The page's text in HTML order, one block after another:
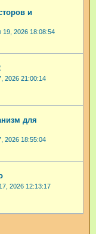
и
19, 2026 18:08:54
2026 21:00:14
для
2026 18:55:04
2026 12:13:17